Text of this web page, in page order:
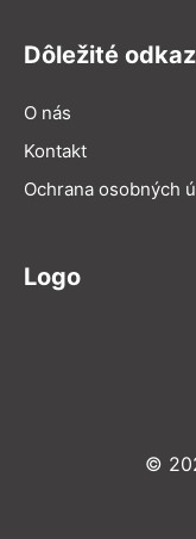
Dôležité
O nás
Kontakt
Ochrana osobných
Logo
©